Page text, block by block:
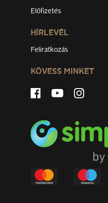
Előfizetés
HÍRLEVÉL
Feliratkozás
KÖVESS MINKET